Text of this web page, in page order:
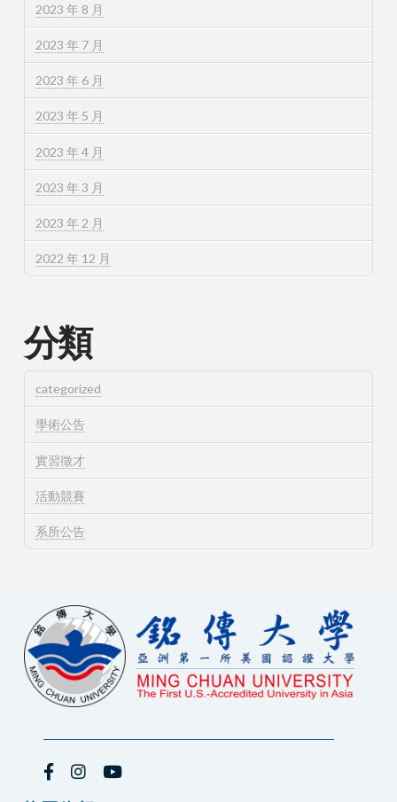
2023 年 8 月
2023 年 7 月
2023 年 6 月
2023 年 5 月
2023 年 4 月
2023 年 3 月
2023 年 2 月
2022 年 12 月
分類
categorized
學術公告
實習徵才
活動競賽
系所公告